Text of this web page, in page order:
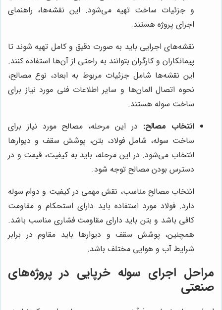
و جزئیات ساخت تهیه می‌شود. این نقشه‌ها، راهنمای
اجرای پروژه هستند.
نقشه‌های اجرایی باید به صورت دقیق و کامل تهیه شوند تا
پیمانکاران و کارگران بتوانند به راحتی از آن‌ها استفاده کنند.
این نقشه‌ها شامل جزئیات مربوط به ابعاد، نوع مصالح،
نحوه اتصال المان‌ها و سایر اطلاعات فنی مورد نیاز برای
ساخت سوله هستند.
انتخاب مصالح: در این مرحله، مصالح مورد نیاز برای
ساخت سوله، شامل فولاد، بتن، پوشش سقف و دیوارها
انتخاب می‌شود. در این مرحله، باید به کیفیت، قیمت و در
دسترس بودن مصالح توجه شود.
انتخاب مصالح مناسب، نقش مهمی در کیفیت و دوام سوله
دارد. فولاد مورد استفاده باید دارای استحکام و مقاومت
کافی باشد و بتن باید دارای مقاومت فشاری مناسب باشد.
همچنین، پوشش سقف و دیوارها باید مقاوم در برابر
شرایط آب و هوایی مختلف باشد.
مراحل اجرای سوله خرپایی در پروژه‌های
صنعتی